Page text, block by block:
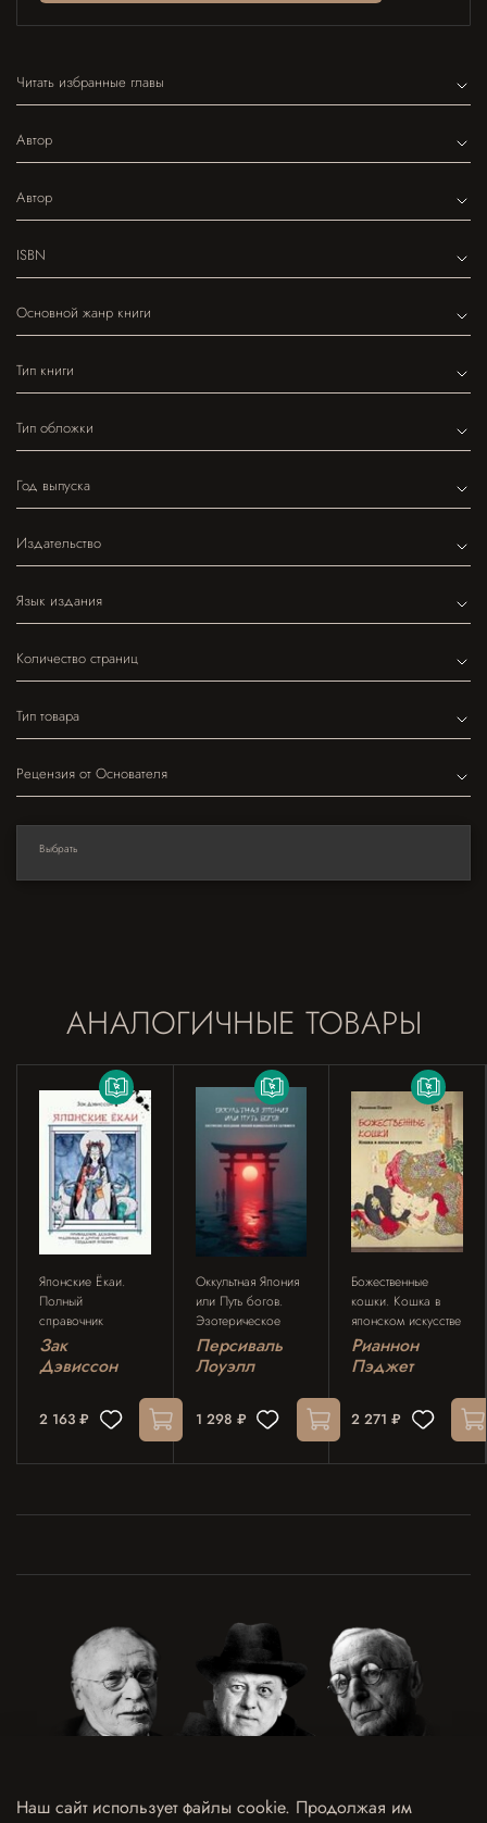
Читать избранные главы
Автор
Автор
ISBN
Основной жанр книги
Тип книги
Тип обложки
Год выпуска
Издательство
Язык издания
Количество страниц
Тип товара
Рецензия от Основателя
Выбрать
АНАЛОГИЧНЫЕ ТОВАРЫ
Японские Ёкаи.
Полный
справочник
Зак
Дэвиссон
2 163 ₽
Оккультная Япония
или Путь богов.
Эзотерическое
исследование
японской
индивидуальности
Персиваль
Лоуэлл
1 298 ₽
Божественные
кошки. Кошка в
японском искусстве
Рианнон
Пэджет
2 271 ₽
Наш сайт использует файлы cookie. Продолжая им